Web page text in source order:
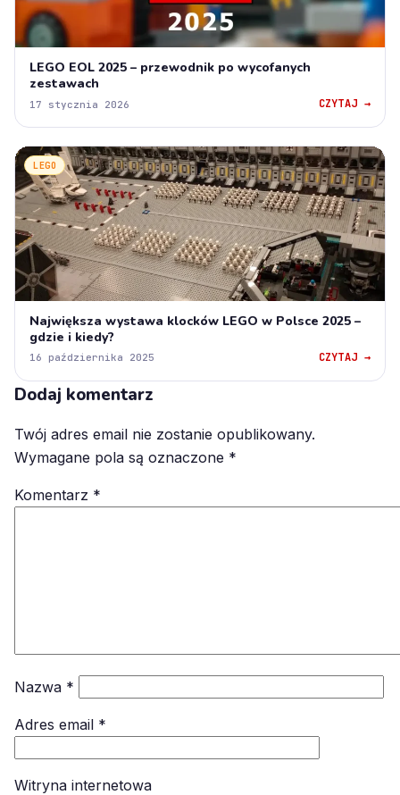
LEGO EOL 2025 – przewodnik po wycofanych
zestawach
17 stycznia 2026 CZYTAJ →
LEGO
Największa wystawa klocków LEGO w Polsce 2025 –
gdzie i kiedy?
16 października 2025 CZYTAJ →
Dodaj komentarz
Twój adres email nie zostanie opublikowany.
Wymagane pola są oznaczone *
Komentarz *
Nazwa *
Adres email *
Witryna internetowa